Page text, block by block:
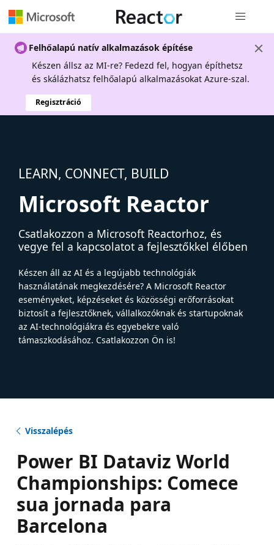
Felhőalapú natív alkalmazások építése
Készen állsz az MI-re? Fedezd fel, hogyan építhetsz
és skálázhatsz felhőalapú alkalmazásokat Azure-szal.
Regisztráció
LEARN, CONNECT, BUILD
Microsoft Reactor
Csatlakozzon a Microsoft Reactorhoz, és
vegye fel a kapcsolatot a fejlesztőkkel élőben
Készen áll az AI és a legújabb technológiák
használatának megkezdésére? A Microsoft Reactor
eseményeket, képzéseket és közösségi erőforrásokat
biztosít a fejlesztőknek, vállalkozóknak és startupoknak
az AI-technológiákra és egyebekre való
támaszkodásához. Csatlakozzon Ön is!
Visszalépés
Power BI Dataviz World
Championships: Comece
sua jornada para
Barcelona